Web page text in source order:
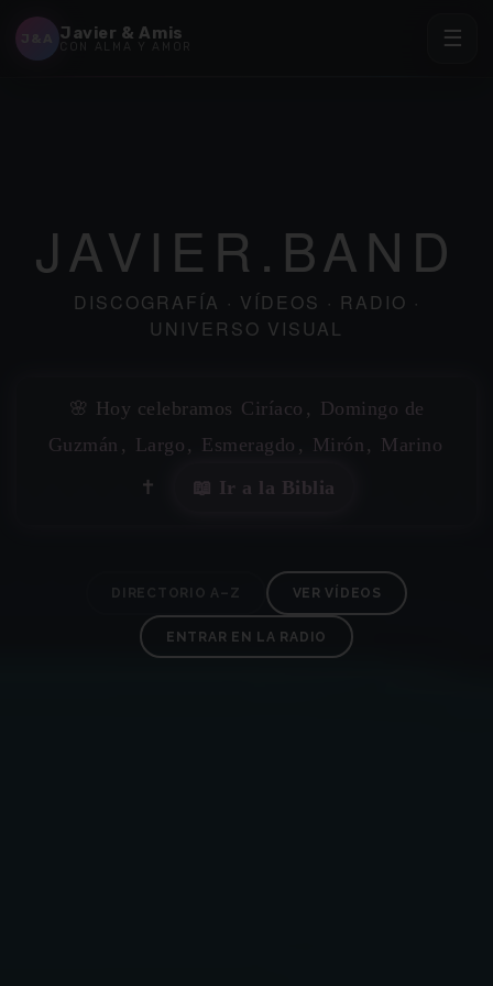
Javier & Amis
CON ALMA Y AMOR ☰
JAVIER.BAND
DISCOGRAFÍA · VÍDEOS · RADIO ·
UNIVERSO VISUAL
🌸 Hoy celebramos Ciríaco , Domingo de
Guzmán , Largo , Esmeragdo , Mirón , Marino
✝️
📖 Ir a la Biblia
DIRECTORIO A–Z VER VÍDEOS
ENTRAR EN LA RADIO